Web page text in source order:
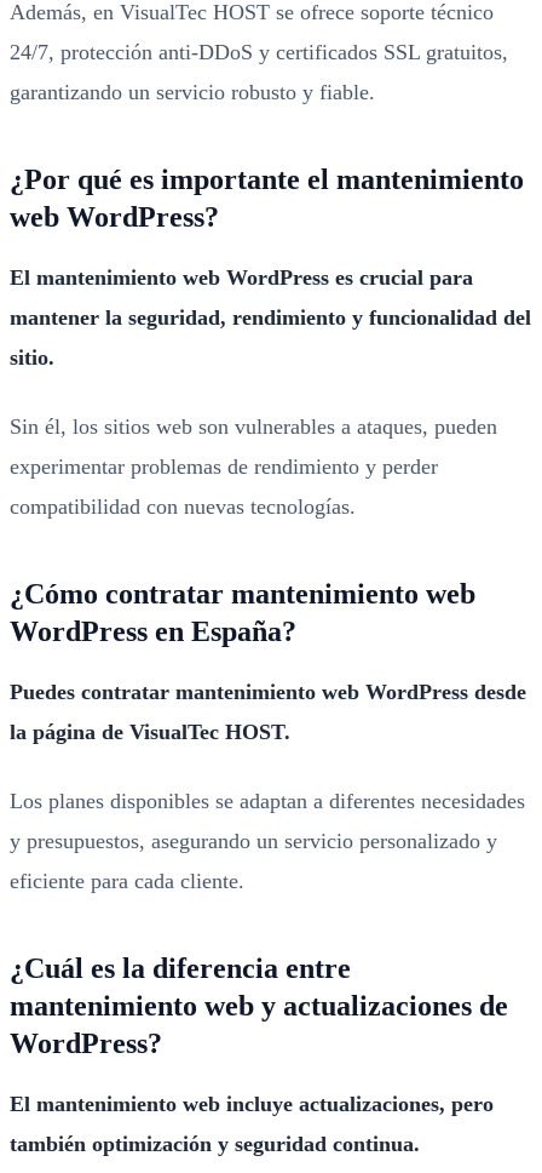
Además, en VisualTec HOST se ofrece soporte técnico
24/7, protección anti-DDoS y certificados SSL gratuitos,
garantizando un servicio robusto y fiable.
¿Por qué es importante el mantenimiento
web WordPress?
El mantenimiento web WordPress es crucial para
mantener la seguridad, rendimiento y funcionalidad del
sitio.
Sin él, los sitios web son vulnerables a ataques, pueden
experimentar problemas de rendimiento y perder
compatibilidad con nuevas tecnologías.
¿Cómo contratar mantenimiento web
WordPress en España?
Puedes contratar mantenimiento web WordPress desde
la página de VisualTec HOST.
Los planes disponibles se adaptan a diferentes necesidades
y presupuestos, asegurando un servicio personalizado y
eficiente para cada cliente.
¿Cuál es la diferencia entre
mantenimiento web y actualizaciones de
WordPress?
El mantenimiento web incluye actualizaciones, pero
también optimización y seguridad continua.